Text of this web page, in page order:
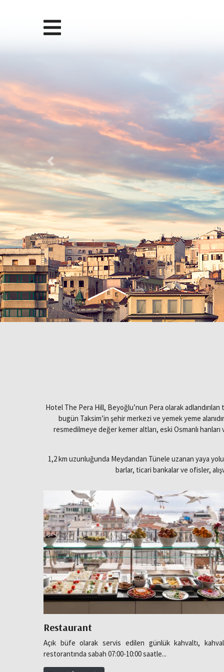
Anasayfa
Previous
Hotel The Pera Hill, Beyoğlu’nun Pera olarak adlandırılan
bugün Taksim’in şehir merkezi ve yemek yeme
resmedilmeye değer kemer altları, eski Osmanlı
1,2 km uzunluğunda Meydandan Tünele uzanan yaya
barlar, ticari bankalar ve ofisler,
Restaurant
Açık büfe olarak servis edilen günlük kahvaltı,
restorantında sabah 07:00-10:00 saatle...